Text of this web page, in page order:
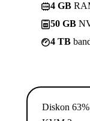
4 GB
50 GB
4 TB
Diskon 63%